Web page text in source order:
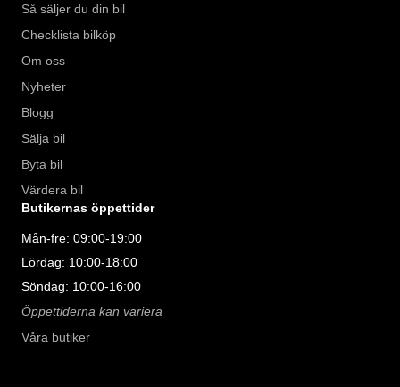
Så säljer du din bil
Checklista bilköp
Om oss
Nyheter
Blogg
Sälja bil
Byta bil
Värdera bil
Butikernas öppettider
Mån-fre: 09:00-19:00
Lördag: 10:00-18:00
Söndag: 10:00-16:00
Öppettiderna kan variera
Våra butiker